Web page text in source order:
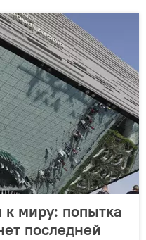
миру: попытка
последней